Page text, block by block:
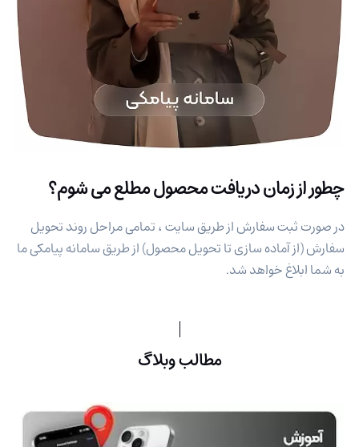
چطور از زمان دریافت محصول مطلع می شوم؟
در صورت ثبت سفارش از طریق سایت ، تمامی مراحل روند تحویل
سفارش (از آماده سازی تا تحویل محصول) از طریق سامانه پیامکی ما
به شما ابلاغ خواهد شد.
مطالب وبلاگ